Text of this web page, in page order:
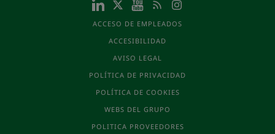
ACCESO DE EMPLEADOS
ACCESIBILIDAD
AVISO LEGAL
POLÍTICA DE PRIVACIDAD
POLÍTICA DE COOKIES
WEBS DEL GRUPO
POLITICA PROVEEDORES